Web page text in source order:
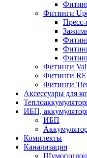
Фитинги
Фитинги
Фитинги
Фитинги
Аксессуары для
ИБП,
ИБП
Комплекты
Канализация